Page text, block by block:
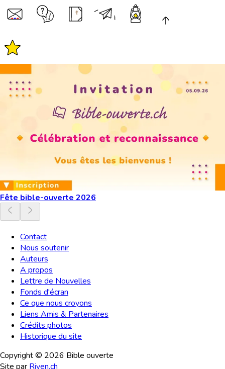
Fête bible-ouverte 2026
Contact
Nous soutenir
Auteurs
A propos
Lettre de Nouvelles
Fonds d'écran
Ce que nous croyons
Liens Amis & Partenaires
Crédits photos
Historique du site
Copyright © 2026 Bible ouverte
Site par Riven.ch